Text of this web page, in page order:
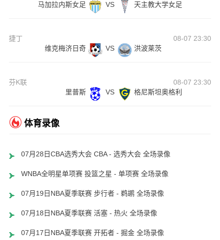
马加拉内斯女足
VS 天主教大学女足
捷丁
08-07 23:30
维克梅济日奇
VS 洪波莱茨
芬K联
08-07 23:30
里普斯
VS 格尼斯坦奥格利
体育录像
07月28日CBA选秀大会 CBA - 选秀大会 全场录像
WNBA全明星单项赛 投篮之星 - 单项赛 全场录像
07月19日NBA夏季联赛 步行者 - 鹈鹕 全场录像
07月18日NBA夏季联赛 活塞 - 热火 全场录像
07月17日NBA夏季联赛 开拓者 - 掘金 全场录像